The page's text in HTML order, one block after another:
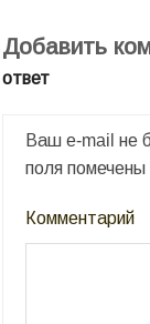
Добавить
ответ
Ваш e-mail не
поля помечены
Комментарий